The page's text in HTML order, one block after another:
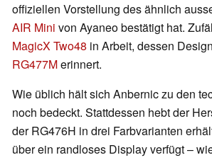
offiziellen Vorstellung des ähnlich
AIR Mini von Ayaneo bestätigt hat.
MagicX Two48 in Arbeit, dessen
RG477Merinnert.
Wie üblich hält sich Anbernic zu den
noch bedeckt. Stattdessen hebt der
der RG476H in drei Farbvarianten
über ein randloses Display verfügt –